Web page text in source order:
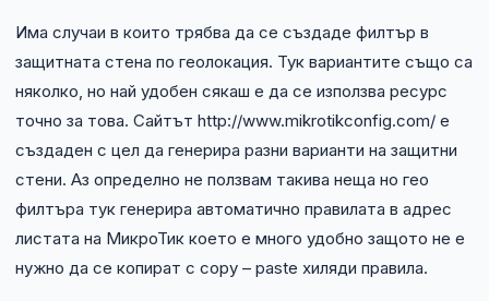
Има случаи в които трябва да се създаде филтър в
защитната стена по геолокация. Тук вариантите също са
няколко, но най удобен сякаш е да се използва ресурс
точно за това. Сайтът http://www.mikrotikconfig.com/ е
създаден с цел да генерира разни варианти на защитни
стени. Аз определно не ползвам такива неща но гео
филтъра тук генерира автоматично правилата в адрес
листата на МикроТик което е много удобно защото не е
нужно да се копират с copy – paste хиляди правила.